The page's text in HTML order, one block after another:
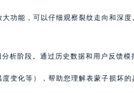
功能，可以仔细观察裂纹走向和深度
析阶段。通过历史数据和用户反馈模
变化等），帮助您理解表蒙子损坏的